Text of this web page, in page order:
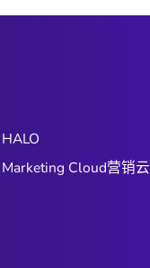
HALO
Marketing Cloud营销云